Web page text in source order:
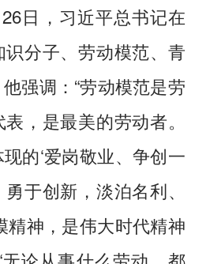
日，习近平总书记在
分子、劳动模范、青
强调：“劳动模范是劳
，是最美的劳动者。
的‘爱岗敬业、争创一
于创新，淡泊名利、
精神，是伟大时代精神